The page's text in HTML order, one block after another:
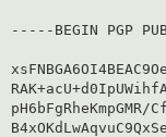
-----BEGIN PGP